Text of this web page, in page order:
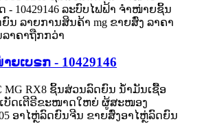
ຍເບຣກ - 10429146